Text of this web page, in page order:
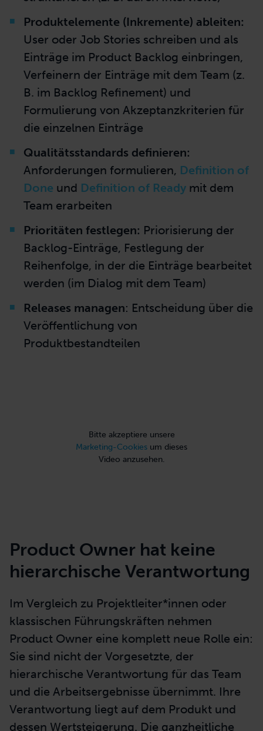
Langfristiges Ziel definieren:Entwicklung
einerProduktvision
Interessen sichtbar machen:
Informationen von Kund*innen und allen
anderen Stakeholder*innen sammeln und
strukturieren (z. B. durch Interviews)
User oder Job Stories schreiben und als
Einträge im Product Backlog einbringen,
Verfeinern der Einträge mit dem Team (z.
B. im Backlog Refinement) und
Formulierung von Akzeptanzkriterien für
die einzelnen Einträge
Qualitätsstandards definieren:
Anforderungen formulieren,Definition of
DoneundDefinition of Readymit dem
Team erarbeiten
Prioritäten festlegen:
Veröffentlichung von
Produktbestandteilen
Bitte akzeptiere unsere
Marketing-Cookiesum dieses
Video anzusehen.
Product Owner hat keine
hierarchische Verantwortung
Im Vergleich zu Projektleiter*innen oder